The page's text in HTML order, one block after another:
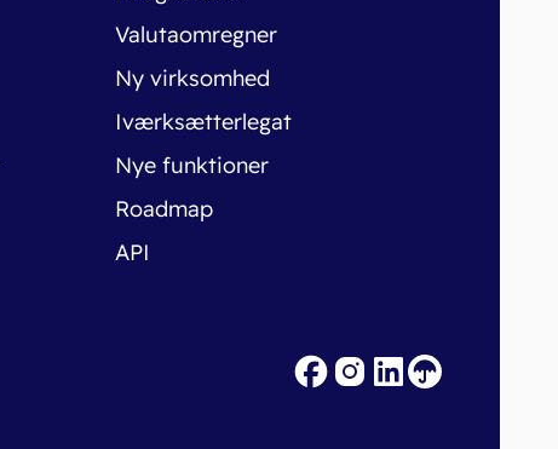
Valutaomregner
Ny virksomhed
Iværksætterlegat
Nye funktioner
Roadmap
API